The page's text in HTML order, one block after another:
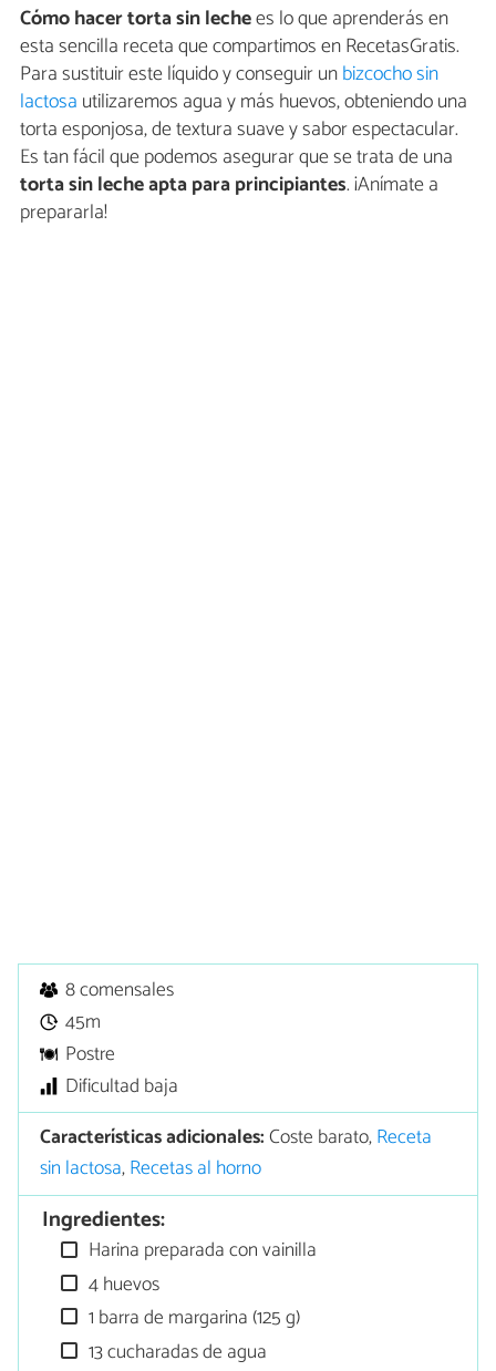
Cómo hacer torta sin lechees lo que aprenderás en
esta sencilla receta que compartimos en RecetasGratis.
Para sustituir este líquido y conseguir unbizcocho sin
lactosa utilizaremos agua y más huevos, obteniendo una
torta esponjosa, de textura suave y sabor espectacular.
Es tan fácil que podemos asegurar que se trata de una
torta sin leche apta para principiantes. ¡Anímate a
prepararla!
8 comensales
45m
Postre
Dificultad baja
Características adicionales:Coste barato,Receta
sin lactosa,Recetas al horno
Ingredientes:
Harina preparada con vainilla
4 huevos
1 barra de margarina (125 g)
13 cucharadas de agua